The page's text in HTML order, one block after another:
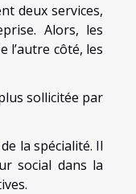
deux services,
Alors, les
l’autre côté, les
sollicitée par
la spécialité. Il
social dans la